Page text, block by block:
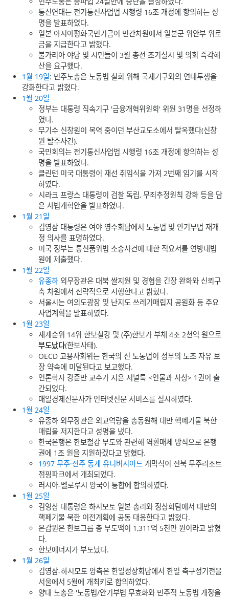
통신연대는 전기통신사업법 시행령 16조 개정에 항의하는 성
명을 발표하였다.
일본 아시아평화국민기금이 민간차원에서 일본군 위안부 위로
금을 지급한다고 밝혔다.
불가리아 야당 및 시민들이 3월 총선 조기실시 및 의회 즉각해
산을 요구했다.
1월 19일: 민주노총은 노동법 철회 위해 국제기구와의 연대투쟁을
강화한다고 밝혔다.
1월 20일
정부는 대통령 직속기구 '금융개혁위원회' 위원 31명을 선정하
였다.
무기수 신창원이 복역 중이던 부산교도소에서 탈옥했다(신창
원 탈주사건).
국민회의는 전기통신사업법 시행령 16조 개정에 항의하는 성
명을 발표하였다.
클린턴 미국 대통령이 재선 취임식을 가져 2번째 임기를 시작
하였다.
시라크 프랑스 대통령이 검찰 독립, 무죄추정원칙 강화 등을 담
은 사법개혁안을 발표하였다.
1월 21일
김영삼 대통령은 여야 영수회담에서 노동법 및 안기부법 재개
정 의사를 표명하였다.
미국 정부는 통신품위법 소송사건에 대한 적요서를 연방대법
원에 제출했다.
1월 22일
유종하 외무장관은 대북 쌀지원 및 경협을 긴장 완화와 신뢰구
축 차원에서 전략적으로 시행한다고 밝혔다.
서울시는 여의도광장 및 난지도 쓰레기매립지 공원화 등 주요
사업계획을 발표하였다.
1월 23일
재계순위 14위 한보철강 및 (주)한보가 부채 4조 2천억 원으로
부도났다(한보사태).
OECD 고용사회위는 한국의 신 노동법이 정부의 노조 자유 보
장 약속에 미달된다고 보고했다.
언론학자 강준만 교수가 지은 저널룩 <인물과 사상> 1권이 출
간되었다.
매일경제신문사가 인터넷신문 서비스를 실시하였다.
1월 24일
유종하 외무장관은 외교역량을 총동원해 대만 핵폐기물 북한
매립을 저지한다고 성명을 냈다.
한국은행은 한보철강 부도와 관련해 역환매체 방식으로 은행
권에 1조 원을 지원하겠다고 밝혔다.
1997 무주·전주 동계 유니버시아드 개막식이 전북 무주리조트
점핑파크에서 개최되었다.
러시아-벨로루시 양국이 통합에 합의하였다.
1월 25일
김영삼 대통령은 하시모토 일본 총리와 정상회담에서 대만의
핵폐기물 북한 이전계획에 공동 대응한다고 밝혔다.
은감원은 한보그룹 총 부도액이 1,311억 5천만 원이라고 밝혔
다.
한보에너지가 부도났다.
1월 26일
김영삼-하시모토 양측은 한일정상회담에서 한일 축구정기전을
서울에서 5월에 개최키로 합의하였다.
양대 노총은 '노동법/안기부법 무효화와 민주적 노동법 개정을